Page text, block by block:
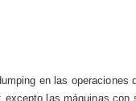
en las
las máquinas